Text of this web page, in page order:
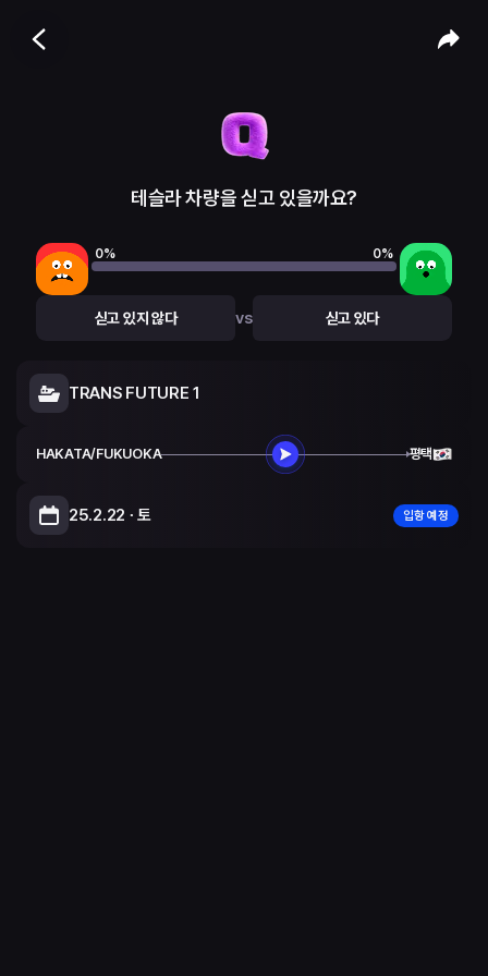
테슬라 차량을 싣고 있을까요?
0% 0%
싣고 있지 않다 vs 싣고 있다
TRANS FUTURE 1
HAKATA/FUKUOKA 평택
25.2.22 ∙ 토 입항 예정